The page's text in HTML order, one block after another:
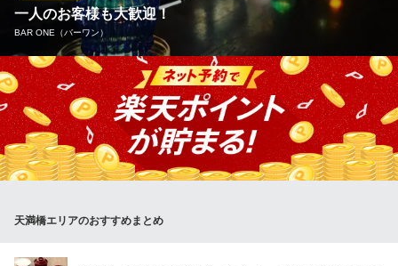
自然派ワインとフレンチ
地下鉄谷町線天満橋駅 徒歩1分
大阪府大阪市中央区谷町1-6-5 T165ビル2F
一人のお客様も大歓迎！
BAR ONE（バーワン）
落ち着いて飲むことのできるカウンターも沢山ございます。音楽
に包まれながら楽しむおいしいカクテルは絶品
BAR ONE（バーワン）
ミュージックバー
大阪メトロ谷町線天満橋駅 徒歩9分
天満橋エリアのおすすめまとめ